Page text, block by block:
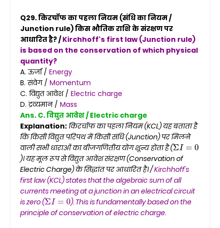
Q29. किरचॉफ का पहला नियम (संधि का नियम /
Junction rule) किस भौतिक राशि के संरक्षण पर
आधारित है? /Kirchhoff's first law (Junction rule)
is based on the conservation of which physical
quantity?
A. ऊर्जा / Energy
B. संवेग / Momentum
C. विद्युत आवेश / Electric charge
D. द्रव्यमान / Mass
Ans. C. विद्युत आवेश / Electric charge
Explanation: किरचॉफ का पहला नियम (KCL) यह बताता है
कि किसी विद्युत परिपथ में किसी संधि (Junction) पर मिलने
वाली सभी धाराओं का बीजगणितीय योग शून्य होता है (ΣI=0
)। यह मूल रूप से विद्युत आवेश संरक्षण (Conservation of
Electric Charge) के सिद्धांत पर आधारित है। /Kirchhoff's
first law (KCL) states that the algebraic sum of all
currents meeting at a junction in an electrical circuit
is zero (ΣI=0
). This is fundamentally based on the
principle of conservation of electric charge.